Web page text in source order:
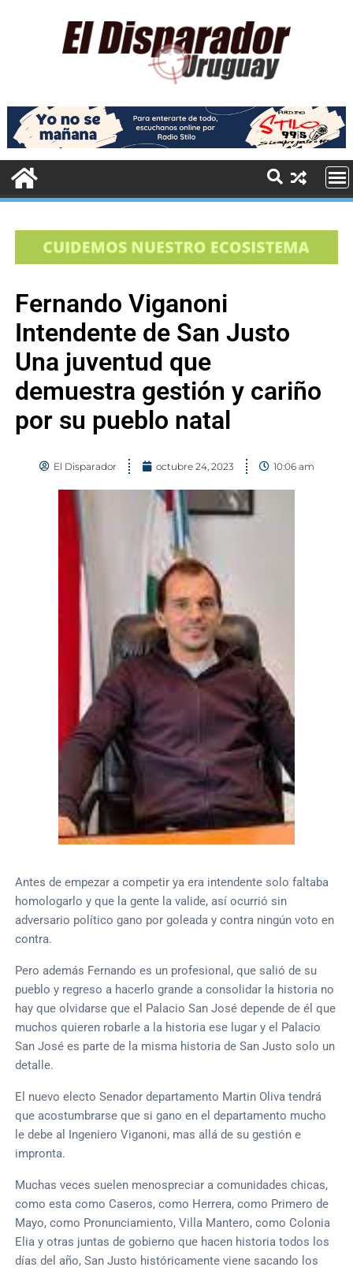
Fernando Viganoni
Intendente de San Justo
Una juventud que
demuestra gestión y cariño
por su pueblo natal
El Disparador octubre 24, 2023 10:06 am
Antes de empezar a competir ya era intendente solo faltaba
homologarlo y que la gente la valide, así ocurrió sin
adversario político gano por goleada y contra ningún voto en
contra.
Pero además Fernando es un profesional, que salió de su
pueblo y regreso a hacerlo grande a consolidar la historia no
hay que olvidarse que el Palacio San José depende de él que
muchos quieren robarle a la historia ese lugar y el Palacio
San José es parte de la misma historia de San Justo solo un
detalle.
El nuevo electo Senador departamento Martin Oliva tendrá
que acostumbrarse que si gano en el departamento mucho
le debe al Ingeniero Viganoni, mas allá de su gestión e
impronta.
Muchas veces suelen menospreciar a comunidades chicas,
como esta como Caseros, como Herrera, como Primero de
Mayo, como Pronunciamiento, Villa Mantero, como Colonia
Elia y otras juntas de gobierno que hacen historia todos los
días del año, San Justo históricamente viene sacando los